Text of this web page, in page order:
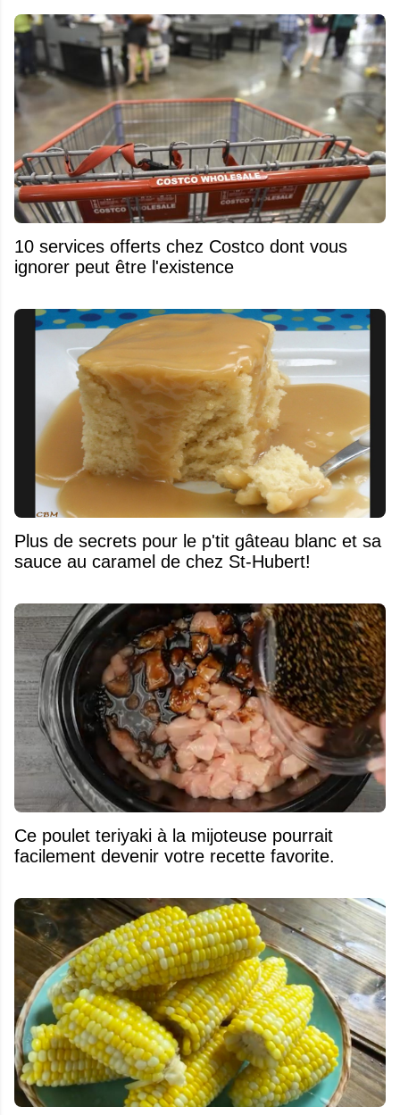
10 services offerts chez Costco dont vous
ignorer peut être l'existence
Plus de secrets pour le p'tit gâteau blanc et sa
sauce au caramel de chez St-Hubert!
Ce poulet teriyaki à la mijoteuse pourrait
facilement devenir votre recette favorite.